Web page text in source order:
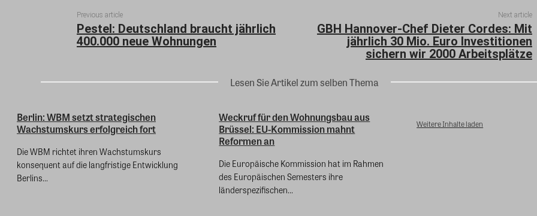
Previous article
Pestel: Deutschland braucht jährlich
400.000 neue Wohnungen
Next article
GBH Hannover-Chef Dieter Cordes: Mit
jährlich 30 Mio. Euro Investitionen
sichern wir 2000 Arbeitsplätze
Lesen Sie Artikel zum selben Thema
Berlin: WBM setzt strategischen
Wachstumskurs erfolgreich fort
Die WBM richtet ihren Wachstumskurs
konsequent auf die langfristige Entwicklung
Berlins...
Weckruf für den Wohnungsbau aus
Brüssel: EU-Kommission mahnt
Reformen an
Die Europäische Kommission hat im Rahmen
des Europäischen Semesters ihre
länderspezifischen...
Weitere Inhalte laden